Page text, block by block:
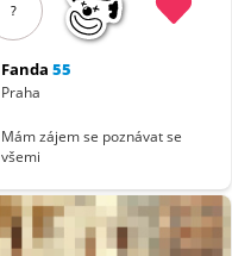
?
Fanda 55
Praha
Mám zájem se poznávat se
všemi